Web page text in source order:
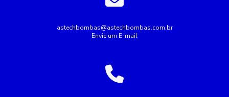
astechbombas@astechbombas.com.br
Envie um E-mail